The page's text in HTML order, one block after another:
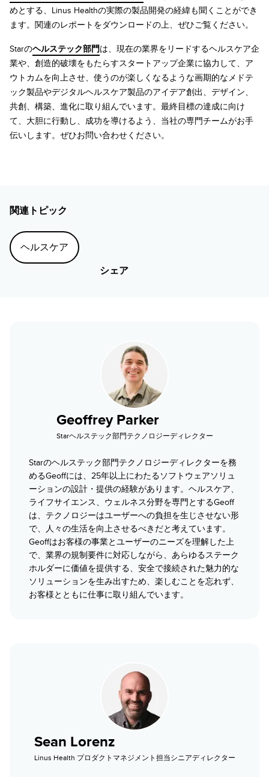
めとする、Linus Healthの実際の製品開発の経緯も聞くことができ
ます。関連のレポートをダウンロードの上、ぜひご覧ください。
Starのヘルステック部門は、現在の業界をリードするヘルスケア企
業や、創造的破壊をもたらすスタートアップ企業に協力して、ア
ウトカムを向上させ、使うのが楽しくなるような画期的なメドテ
ック製品やデジタルヘルスケア製品のアイデア創出、デザイン、
共創、構築、進化に取り組んでいます。最終目標の達成に向け
て、大胆に行動し、成功を導けるよう、当社の専門チームがお手
伝いします。ぜひお問い合わせください。
関連トピック
ヘルスケア
シェア
Geoffrey Parker
Starヘルステック部門テクノロジーディレクター
Starのヘルステック部門テクノロジーディレクターを務
めるGeoffには、25年以上にわたるソフトウェアソリュ
ーションの設計・提供の経験があります。ヘルスケア、
ライフサイエンス、ウェルネス分野を専門とするGeoff
は、テクノロジーはユーザーへの負担を生じさせない形
で、人々の生活を向上させるべきだと考えています。
Geoffはお客様の事業とユーザーのニーズを理解した上
で、業界の規制要件に対応しながら、あらゆるステーク
ホルダーに価値を提供する、安全で接続された魅力的な
ソリューションを生み出すため、楽しむことを忘れず、
お客様とともに仕事に取り組んでいます。
Sean Lorenz
Linus Health プロダクトマネジメント担当シニアディレクター